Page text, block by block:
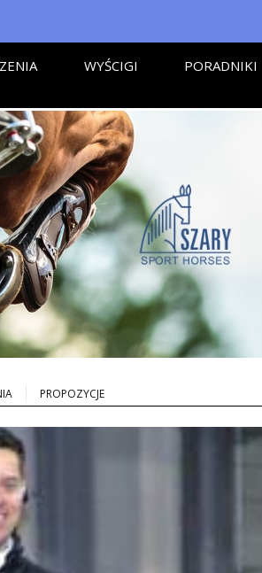
WYŚCIGI PORADNIKI
PROPOZYCJE